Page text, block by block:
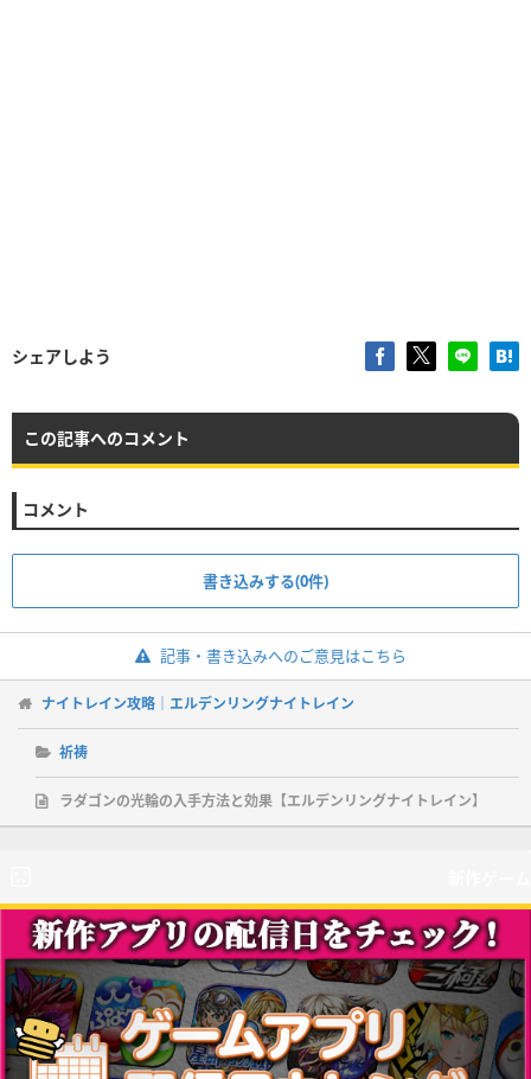
シェアしよう
この記事へのコメント
コメント
書き込みする(0件)
記事・書き込みへのご意見はこちら
ナイトレイン攻略｜エルデンリングナイトレイン
祈祷
ラダゴンの光輪の入手方法と効果【エルデンリングナイトレイン】